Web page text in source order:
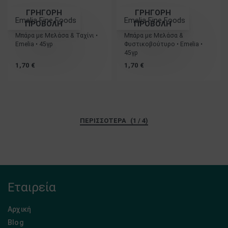
ΓΡΗΓΟΡΗ
ΠΡΟΒΟΛΗ
Emelia Fine Foods
Μπάρα με Μελάσα & Ταχίνι •
Emelia • 45γρ
1,70 €
ΓΡΗΓΟΡΗ
ΠΡΟΒΟΛΗ
Emelia Fine Foods
Μπάρα με Μελάσα &
Φυστικοβούτυρο • Emelia •
45γρ
1,70 €
(1 / 4)
Εταιρεία
Αρχική
Blog